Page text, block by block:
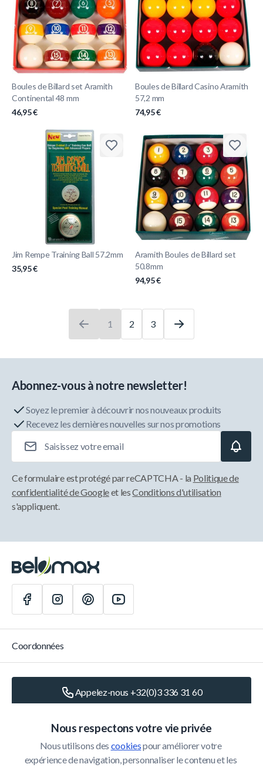
Boules de Billard set Aramith
Continental 48 mm
46,95 €
Boules de Billard Casino Aramith
57,2 mm
74,95 €
Jim Rempe Training Ball 57.2mm
35,95 €
Aramith Boules de Billard set
50.8mm
94,95 €
Vous lisez actuellement la page
1
Page
2
Page
3
Nous respectons votre vie privée
Nous utilisons des cookies pour améliorer votre
expérience de navigation, personnaliser le contenu et les
Abonnez-vous à notre newsletter!
Soyez le premier à découvrir nos nouveaux produits
Recevez les dernières nouvelles sur nos promotions
Ce formulaire est protégé par reCAPTCHA - la Politique de
confidentialité de Googleet lesConditions d'utilisation
s'appliquent.
Coordonnées
Appelez-nous +32(0)3 336 31 60
Écrivez-nous info@belomax.com
Routebeschrijving naar de Belomax